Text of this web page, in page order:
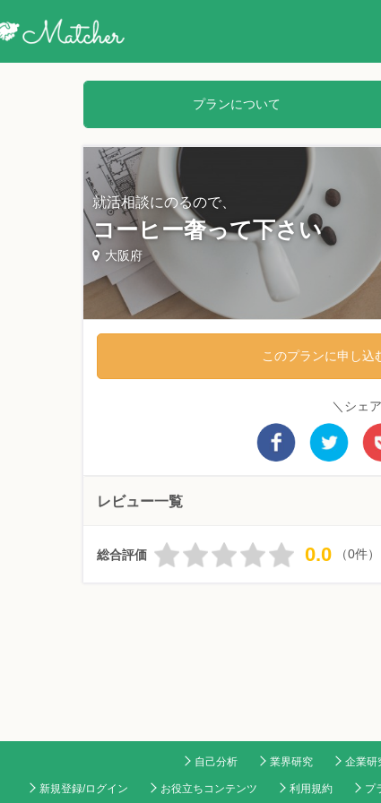
プランについて
就活相談にのるので、
コーヒー奢って下さい
大阪府
このプランに申し込
＼シェ
レビュー一覧
総合評価 0.0 （0件）
自己分析 業界研究 企業研
新規登録/ログイン お役立ちコンテンツ 利用規約 プ